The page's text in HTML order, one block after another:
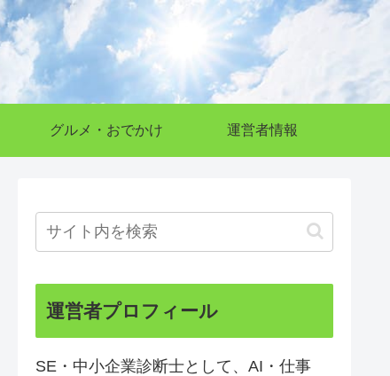
グルメ・おでかけ 運営者情報
運営者プロフィール
SE・中小企業診断士として、AI・仕事